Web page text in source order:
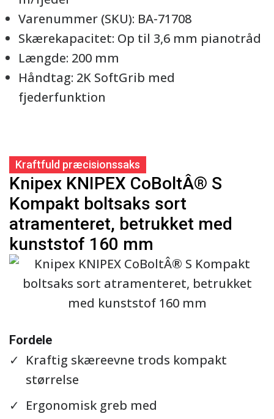
Varenummer (SKU): BA-71708
Skærekapacitet: Op til 3,6 mm pianotråd
Længde: 200 mm
Håndtag: 2K SoftGrib med
fjederfunktion
Kraftfuld præcisionssaks
Knipex KNIPEX CoBoltÂ® S
Kompakt boltsaks sort
atramenteret, betrukket med
kunststof 160 mm
Fordele
Kraftig skæreevne trods kompakt
størrelse
Ergonomisk greb med